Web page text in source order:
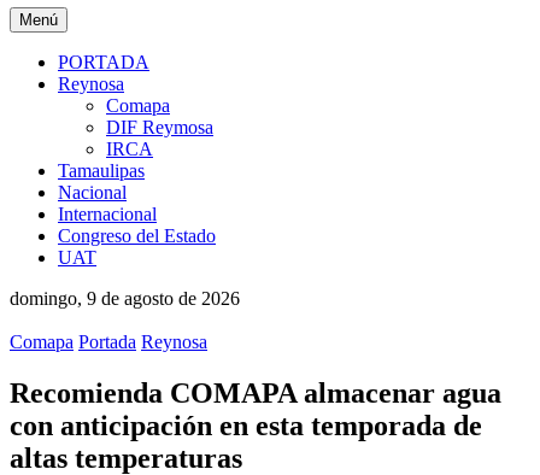
Menú
PORTADA
Reynosa
Comapa
DIF Reymosa
IRCA
Tamaulipas
Nacional
Internacional
Congreso del Estado
UAT
domingo, 9 de agosto de 2026
Comapa Portada Reynosa
Recomienda COMAPA almacenar agua
con anticipación en esta temporada de
altas temperaturas